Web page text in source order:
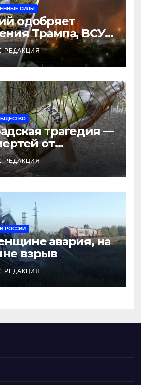
СИЛЫ
одобряет
Трампа, ВСУ
Добропольский
РЕДАКЦИЯ
трагедия —
от
РЕДАКЦИЯ
В РОССИИ
авария, на
взрыв
РЕДАКЦИЯ